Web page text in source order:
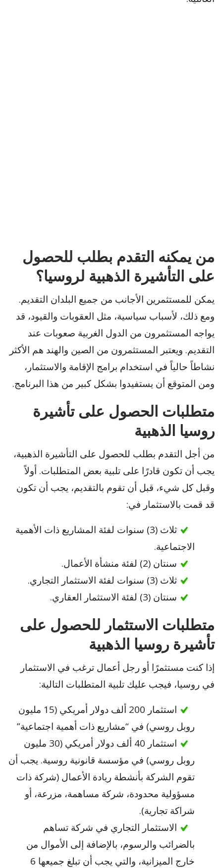
من يمكنه التقدم بطلب للحصول
على التأشيرة الذهبية لروسيا؟
يمكن للمستثمرين الأجانب من جميع البلدان التقديم.
ومع ذلك، لأسباب سياسية، مثل العقوبات والقيود، قد
يواجه المستثمرون من الدول الغربية صعوبات عند
التقديم. ويعتبر المستثمرون من الصين والهند هم الأكثر
نشاطاً حالياً في استخدام برامج الإقامة والاستثمار،
ومن المتوقع أن يستفيدوا بشكل كبير من هذا البرنامج.
متطلبات الحصول على تأشيرة
روسيا الذهبية
من أجل التقدم بطلب للحصول على التأشيرة الذهبية،
يجب أن تكون قادرًا على تلبية بعض المتطلبات. أولاً
وقبل كل شيء، قبل أن تقوم بالتقديم، يجب أن تكون
قد قمت بالاستثمار في:
ثلاث (3) سنوات لفئة المشاريع ذات الأهمية
الاجتماعية.
سنتان (2) لفئة منشأة الأعمال.
ثلاث (3) سنوات لفئة الاستثمار التجاري.
سنتان (3) لفئة الاستثمار العقاري.
متطلبات الاستثمار للحصول على
تأشيرة روسيا الذهبية
إذا كنت مستثمرًا أو رجل أعمال ترغب في الاستثمار
في روسيا، فيجب عليك تلبية المتطلبات التالية:
استثمار 200 ألف دولار أمريكي (15 مليون
روبل روسي) في “مشاريع ذات أهمية اجتماعية”
استثمار 40 ألف دولار أمريكي (30 مليون
روبل روسي) في مؤسسة قانونية روسية. يجب أن
تقوم الشركة بأنشطة ريادة الأعمال (شركة ذات
مسؤولية محدودة، شركة مساهمة، مزرعة، أو
شراكة تجارية).
الاستثمار التجاري في شركة تساهم
بالضرائب والرسوم، بالإضافة إلى الأموال من
خارج الميزانية، والتي يجب أن تبلغ جميعها 6